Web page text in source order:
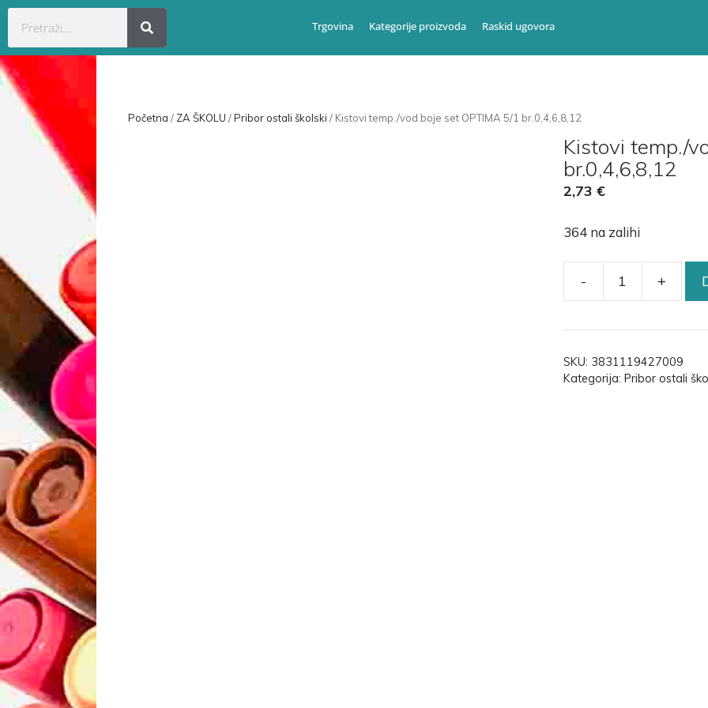
Trgovina Kategorije proizvoda Raskid ugovora
Početna / ZA ŠKOLU /Pribor ostali školski / Kistovi temp./vod.boje set OPTIMA 5/1 br.0,4,6,8,12
Kistovi temp./
br.0,4,6,8,12
2,73 €
364 na zalihi
- +
SKU: 3831119427009
Kategorija: Pribor ostali